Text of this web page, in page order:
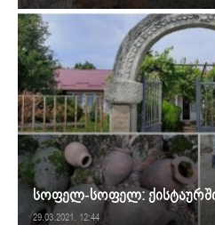
სოფელ-სოფელ:
29.03.2021. 12:44